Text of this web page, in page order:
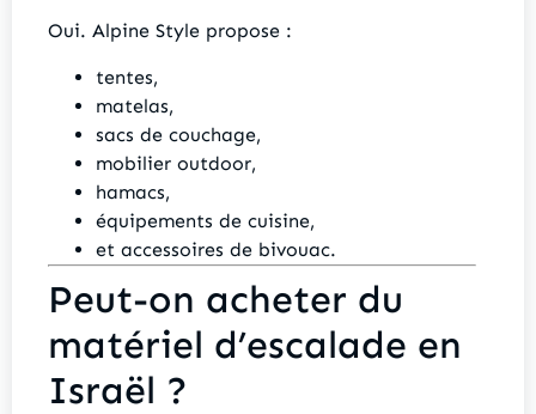
Oui. Alpine Style propose :
tentes,
matelas,
sacs de couchage,
mobilier outdoor,
hamacs,
équipements de cuisine,
et accessoires de bivouac.
Peut-on acheter du
matériel d’escalade en
Israël ?